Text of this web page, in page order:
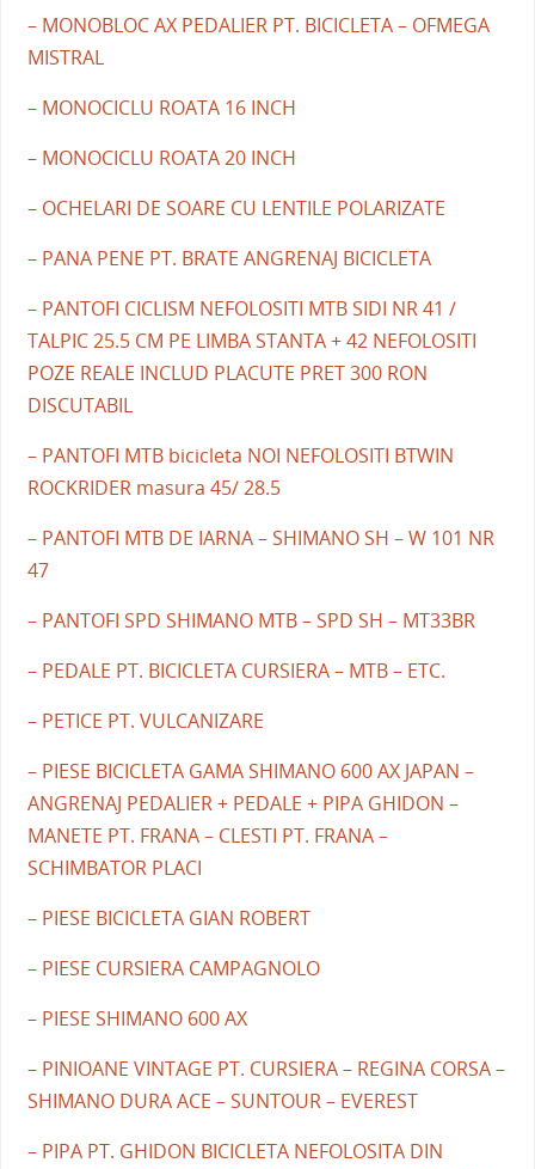
– MONOBLOC AX PEDALIER PT. BICICLETA – OFMEGA
MISTRAL
– MONOCICLU ROATA 16 INCH
– MONOCICLU ROATA 20 INCH
– OCHELARI DE SOARE CU LENTILE POLARIZATE
– PANA PENE PT. BRATE ANGRENAJ BICICLETA
– PANTOFI CICLISM NEFOLOSITI MTB SIDI NR 41 /
TALPIC 25.5 CM PE LIMBA STANTA + 42 NEFOLOSITI
POZE REALE INCLUD PLACUTE PRET 300 RON
DISCUTABIL
– PANTOFI MTB bicicleta NOI NEFOLOSITI BTWIN
ROCKRIDER masura 45/ 28.5
– PANTOFI MTB DE IARNA – SHIMANO SH – W 101 NR
47
– PANTOFI SPD SHIMANO MTB – SPD SH – MT33BR
– PEDALE PT. BICICLETA CURSIERA – MTB – ETC.
– PETICE PT. VULCANIZARE
– PIESE BICICLETA GAMA SHIMANO 600 AX JAPAN –
ANGRENAJ PEDALIER + PEDALE + PIPA GHIDON –
MANETE PT. FRANA – CLESTI PT. FRANA –
SCHIMBATOR PLACI
– PIESE BICICLETA GIAN ROBERT
– PIESE CURSIERA CAMPAGNOLO
– PIESE SHIMANO 600 AX
– PINIOANE VINTAGE PT. CURSIERA – REGINA CORSA –
SHIMANO DURA ACE – SUNTOUR – EVEREST
– PIPA PT. GHIDON BICICLETA NEFOLOSITA DIN